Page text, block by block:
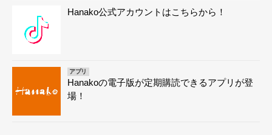
Hanako公式アカウントはこちらから！
アプリ
Hanakoの電子版が定期購読できるアプリが登
場！